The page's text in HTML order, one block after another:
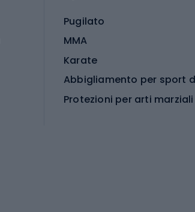
Pugilato
MMA
Karate
Protezioni per arti marziali